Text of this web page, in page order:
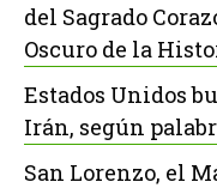
del Sagrado
Oscuro de la
Estados Unidos
Irán, según
San Lorenzo, el